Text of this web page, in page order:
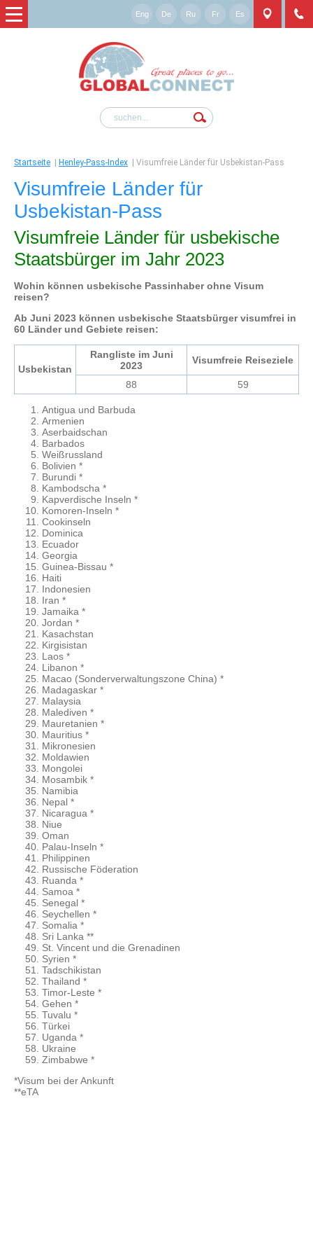
Eng De Ru Fr Es
Startseite Henley-Pass-Index Visumfreie Länder für Usbekistan-Pass
Visumfreie Länder für
Usbekistan-Pass
Visumfreie Länder für usbekische
Staatsbürger im Jahr 2023
Wohin können usbekische Passinhaber ohne Visum
reisen?
Ab Juni 2023 können usbekische Staatsbürger visumfrei in
60 Länder und Gebiete reisen:
Usbekistan
Rangliste im Juni
2023
Visumfreie Reiseziele
88 59
Antigua und Barbuda
Armenien
Aserbaidschan
Barbados
Weißrussland
Bolivien *
Burundi *
Kambodscha *
Kapverdische Inseln *
Komoren-Inseln *
Cookinseln
Dominica
Ecuador
Georgia
Guinea-Bissau *
Haiti
Indonesien
Iran *
Jamaika *
Jordan *
Kasachstan
Kirgisistan
Laos *
Libanon *
Macao (Sonderverwaltungszone China) *
Madagaskar *
Malaysia
Malediven *
Mauretanien *
Mauritius *
Mikronesien
Moldawien
Mongolei
Mosambik *
Namibia
Nepal *
Nicaragua *
Niue
Oman
Palau-Inseln *
Philippinen
Russische Föderation
Ruanda *
Samoa *
Senegal *
Seychellen *
Somalia *
Sri Lanka **
St. Vincent und die Grenadinen
Syrien *
Tadschikistan
Thailand *
Timor-Leste *
Gehen *
Tuvalu *
Türkei
Uganda *
Ukraine
Zimbabwe *
*Visum bei der Ankunft
**eTA